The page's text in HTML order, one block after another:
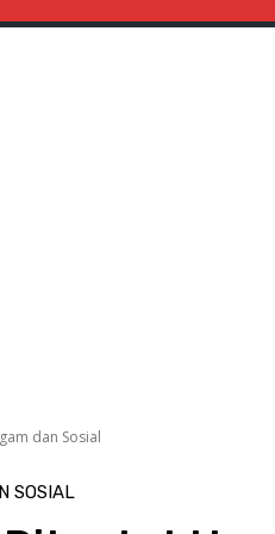
dan Sosial
SOSIAL